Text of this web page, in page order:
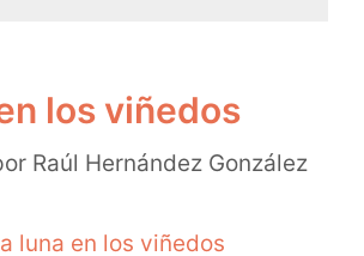
los viñedos
Raúl Hernández González